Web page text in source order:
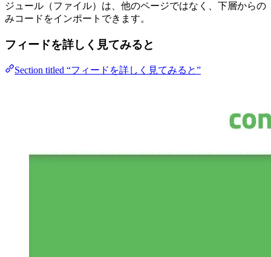
ジュール（ファイル）は、他のページではなく、下層からの
みコードをインポートできます。
フィードを詳しく見てみると
Section titled “フィードを詳しく見てみると”